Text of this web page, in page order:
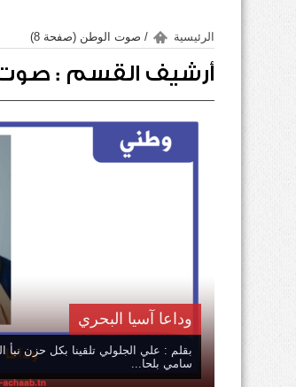
الرئيسية / صوت الوطن (صفحة 8)
أرشيف القسم :
وداعا آسيا البحري
بقلم : علي الجلولي تلقينا بكل حزن نبأ
سامي بلحا...